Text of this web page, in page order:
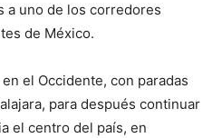
a uno de los corredores
de México.
el Occidente, con paradas
para después continuar
el centro del país, en